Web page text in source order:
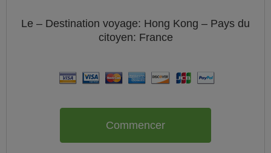
Le – Destination voyage: Hong Kong – Pays du
citoyen: France
Commencer